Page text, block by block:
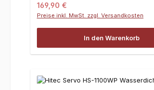
Regulärer Preis:
169,90 €
Preise inkl. MwSt. zzgl. Versandkosten
In den Warenkorb